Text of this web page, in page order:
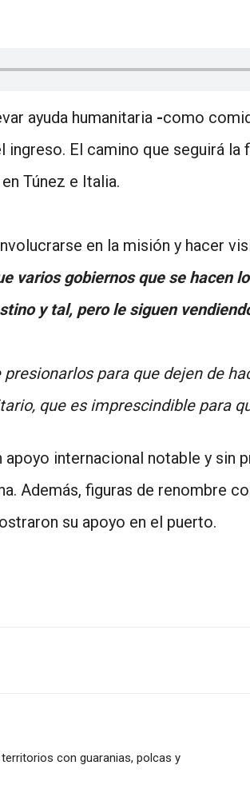
ayuda humanitaria -como
ingreso. El camino que seguirá
Túnez e Italia.
en la misión y hacer
varios gobiernos que se hacen
y tal, pero le siguen
para que dejen de
que es imprescindible para
apoyo internacional notable y
Además, figuras de renombre
su apoyo en el puerto.
con guaranias, polcas y